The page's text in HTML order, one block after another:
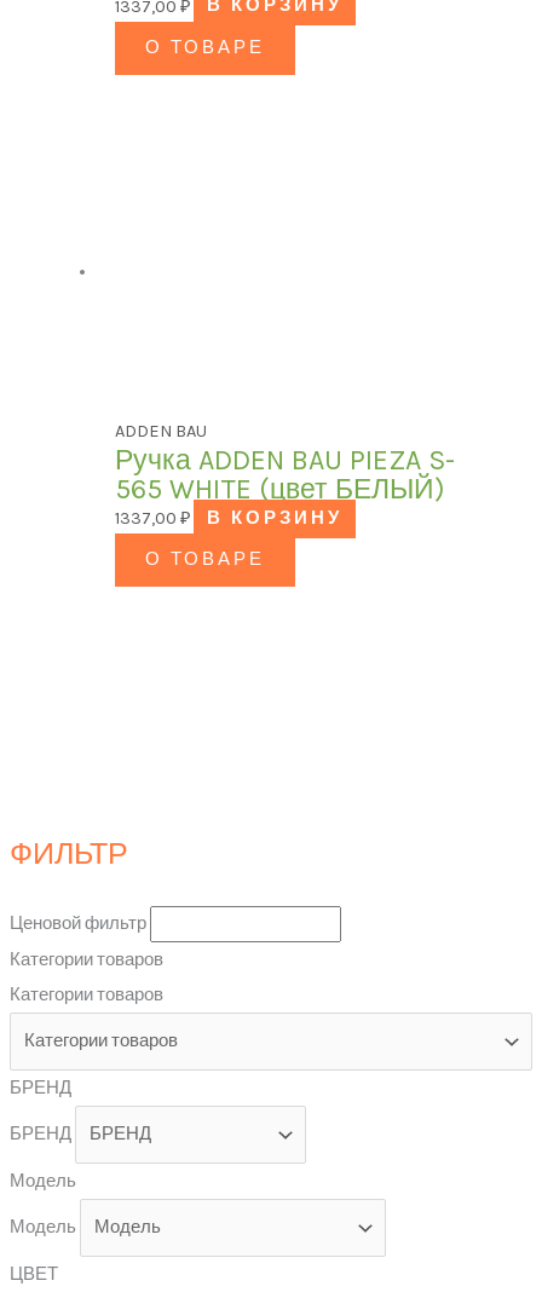
ФИЛЬТР
Ценовой фильтр
Категории товаров
Категории товаров
БРЕНД
БРЕНД
Модель
Модель
ЦВЕТ
1337,00₽
В КОРЗИНУ
О ТОВАРЕ
ADDEN BAU
Ручка ADDEN BAU PIEZA S-
565 WHITE (цвет БЕЛЫЙ)
1337,00₽
В КОРЗИНУ
О ТОВАРЕ